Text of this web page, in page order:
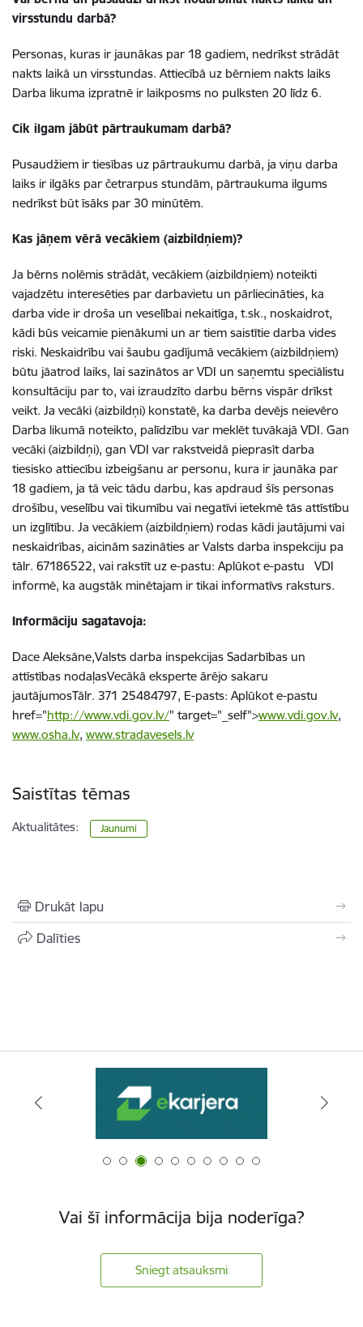
virsstundu darbā?
Personas, kuras ir jaunākas par 18 gadiem, nedrīkst strādāt
nakts laikā un virsstundas. Attiecībā uz bērniem nakts laiks
Darba likuma izpratnē ir laikposms no pulksten 20 līdz 6.
Cik ilgam jābūt pārtraukumam darbā?
Pusaudžiem ir tiesības uz pārtraukumu darbā, ja viņu darba
laiks ir ilgāks par četrarpus stundām, pārtraukuma ilgums
nedrīkst būt īsāks par 30 minūtēm.
Kas jāņem vērā vecākiem (aizbildņiem)?
Ja bērns nolēmis strādāt, vecākiem (aizbildņiem) noteikti
vajadzētu interesēties par darbavietu un pārliecināties, ka
darba vide ir droša un veselībai nekaitīga, t.sk., noskaidrot,
kādi būs veicamie pienākumi un ar tiem saistītie darba vides
riski. Neskaidrību vai šaubu gadījumā vecākiem (aizbildņiem)
būtu jāatrod laiks, lai sazinātos ar VDI un saņemtu speciālistu
konsultāciju par to, vai izraudzīto darbu bērns vispār drīkst
veikt. Ja vecāki (aizbildņi) konstatē, ka darba devējs neievēro
Darba likumā noteikto, palīdzību var meklēt tuvākajā VDI. Gan
vecāki (aizbildņi), gan VDI var rakstveidā pieprasīt darba
tiesisko attiecību izbeigšanu ar personu, kura ir jaunāka par
18 gadiem, ja tā veic tādu darbu, kas apdraud šīs personas
drošību, veselību vai tikumību vai negatīvi ietekmē tās attīstību
un izglītību. Ja vecākiem (aizbildņiem) rodas kādi jautājumi vai
neskaidrības, aicinām sazināties ar Valsts darba inspekciju pa
tālr. 67186522, vai rakstīt uz e-pastu: Aplūkot e-pastu VDI
informē, ka augstāk minētajam ir tikai informatīvs raksturs.
Informāciju sagatavoja:
Dace Aleksāne,Valsts darba inspekcijas Sadarbības un
attīstības nodaļasVecākā eksperte ārējo sakaru
jautājumosTālr. 371 25484797, E-pasts: Aplūkot e-pastu
href="http://www.vdi.gov.lv/" target="_self">www.vdi.gov.lv,
www.osha.lv, www.stradavesels.lv
Saistītas tēmas
Aktualitātes: Jaunumi
Drukāt lapu
Dalīties
Vai šī informācija bija noderīga?
Sniegt atsauksmi